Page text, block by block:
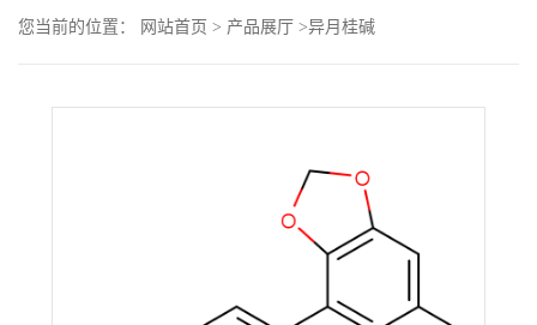
您当前的位置： 网站首页 > 产品展厅 >异月桂碱